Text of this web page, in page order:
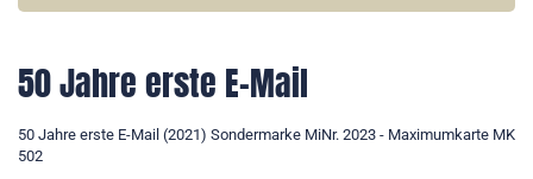
50 Jahre erste E-Mail
50 Jahre erste E-Mail (2021) Sondermarke MiNr. 2023 - Maximumkarte MK
502